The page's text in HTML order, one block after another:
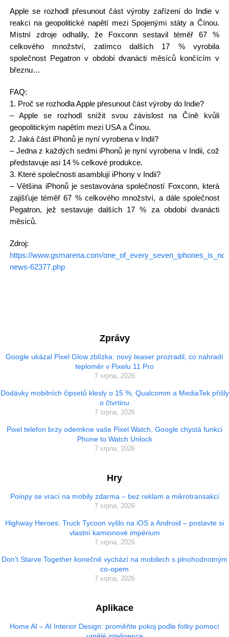
Apple se rozhodl přesunout část výroby zařízení do Indie v
reakci na geopolitické napětí mezi Spojenými státy a Čínou.
Místní zdroje odhalily, že Foxconn sestavil téměř 67 %
celkového množství, zatímco dalších 17 % vyrobila
společnost Pegatron v období dvanácti měsíců končícím v
březnu…
FAQ:
1. Proč se rozhodla Apple přesunout část výroby do Indie?
– Apple se rozhodl snížit svou závislost na Číně kvůli
geopolitickým napětím mezi USA a Čínou.
2. Jaká část iPhonů je nyní vyrobena v Indii?
– Jedna z každých sedmi iPhonů je nyní vyrobena v Indii, což
představuje asi 14 % celkové produkce.
3. Které společnosti asamblují iPhony v Indii?
– Většina iPhonů je sestavována společností Foxconn, která
zajišťuje téměř 67 % celkového množství, a dále společnost
Pegatron, jež sestavuje dalších 17 % za období dvanácti
měsíců.
Zdroj:
https://www.gsmarena.com/
news-62377.php
Zprávy
Google ukázal Pixel Glow zblízka: nový teaser prozradil, co nahradí
teploměr v Pixelu 11 Pro
7 srpna, 2026
Dodávky mobilních čipsetů klesly o 15 %, Qualcomm a MediaTek přišly
o čtvrtinu
7 srpna, 2026
Pixel telefon brzy odemkne vaše Pixel Watch. Google chystá funkci
Phone to Watch Unlock
7 srpna, 2026
Hry
Poinpy se vrací na mobily zdarma – bez reklam a mikrotransakcí
7 srpna, 2026
Highway Heroes: Truck Tycoon vyšlo na iOS a Android – postavte si
vlastní kamionové impérium
7 srpna, 2026
Don’t Starve Together konečně vychází na mobilech s plnohodnotným
co-opem
7 srpna, 2026
Aplikace
Home AI – AI Interior Design: proměňte pokoj podle fotky pomocí